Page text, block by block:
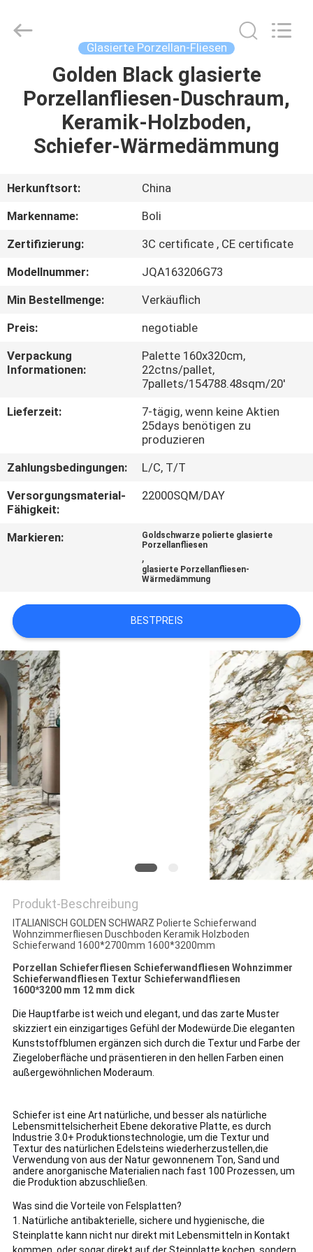
HAUSE
PRODUKTE
VIDEOS
UNS
WERKSBESICHTIGUNG
QUALITÄTSKONTROLLE
MIT
BITTE UM
EIN
ANGEBOT
DATENSCHUTZRICHTLINIE
CERAMICS
CO.,LTD..
Glasierte Porzellan-Fliesen
Golden Black glasierte
Porzellanfliesen-Duschraum,
Keramik-Holzboden,
Schiefer-Wärmedämmung
Herkunftsort:
China
Markenname:
Boli
Zertifizierung:
3C certificate , CE certificate
Modellnummer:
JQA163206G73
Min Bestellmenge:
Verkäuflich
Preis:
negotiable
Verpackung
Informationen:
Palette 160x320cm,
22ctns/pallet,
7pallets/154788.48sqm/20'
Lieferzeit:
7-tägig, wenn keine Aktien
25days benötigen zu
produzieren
Zahlungsbedingungen:
L/C, T/T
Versorgungsmaterial-
Fähigkeit:
22000SQM/DAY
Markieren:
Goldschwarze polierte glasierte
Porzellanfliesen
,
glasierte Porzellanfliesen-
Wärmedämmung
BESTPREIS
Produkt-Beschreibung
ITALIANISCH GOLDEN SCHWARZ Polierte Schieferwand
Wohnzimmerfliesen Duschboden Keramik Holzboden
Schieferwand 1600*2700mm 1600*3200mm
Porzellan Schieferfliesen Schieferwandfliesen Wohnzimmer
Schieferwandfliesen Textur Schieferwandfliesen
1600*3200 mm 12 mm dick
Die Hauptfarbe ist weich und elegant, und das zarte Muster
skizziert ein einzigartiges Gefühl der Modewürde.Die eleganten
Kunststoffblumen ergänzen sich durch die Textur und Farbe der
Ziegeloberfläche und präsentieren in den hellen Farben einen
außergewöhnlichen Moderaum.
Schiefer ist eine Art natürliche, und besser als natürliche
Lebensmittelsicherheit Ebene dekorative Platte, es durch
Industrie 3.0+ Produktionstechnologie, um die Textur und
Textur des natürlichen Edelsteins wiederherzustellen,die
Verwendung von aus der Natur gewonnenem Ton, Sand und
andere anorganische Materialien nach fast 100 Prozessen, um
die Produktion abzuschließen.
Was sind die Vorteile von Felsplatten?
1. Natürliche antibakterielle, sichere und hygienische, die
Steinplatte kann nicht nur direkt mit Lebensmitteln in Kontakt